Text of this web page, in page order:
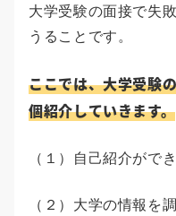
大学受験の面接で失
うることです。
ここでは、大学受験
個紹介していきます。
（１）自己紹介がで
（２）大学の情報を